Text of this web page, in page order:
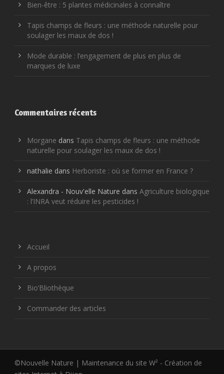
Bien-être : 5 plantes médicinales à connaître
Tapis champs de fleurs : une méthode naturelle pour
soulager les maux de dos !
Mode durable : l’engagement de plus en plus de
marques de luxe
Commentaires récents
Morgane dans Tapis champs de fleurs : une méthode
naturelle pour soulager les maux de dos !
nathalie dans Herboriste : où se former en France ?
Alexandra - Nouv'elle Nature dans Agriculture biologique
: l’INRA veut réduire les pesticides !
Accueil
A propos
Bio’Bliothèque
Commander des articles
©Nouvelle Nature | Maintenance du site W² - Création de